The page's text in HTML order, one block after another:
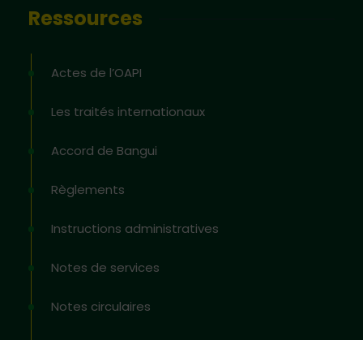
Ressources
Actes de l’OAPI
Les traités internationaux
Accord de Bangui
Règlements
Instructions administratives
Notes de services
Notes circulaires